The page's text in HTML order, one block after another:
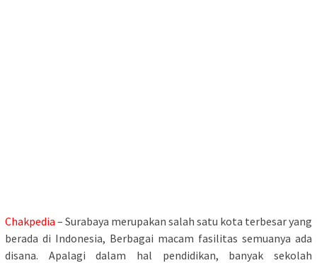
Chakpedia – Surabaya merupakan salah satu kota terbesar yang
berada di Indonesia, Berbagai macam fasilitas semuanya ada
disana. Apalagi dalam hal pendidikan, banyak sekolah